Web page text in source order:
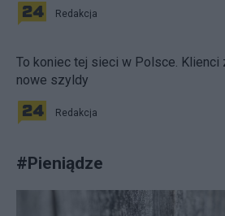
Redakcja
To koniec tej sieci w Polsce. Klienci
nowe szyldy
Redakcja
#Pieniądze